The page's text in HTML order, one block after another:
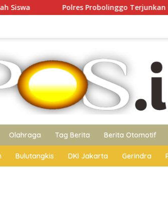
Terjunkan Personel Bantu
Olahraga Tag Berita Berita Otomotif
Bulutangkis DKI Jakarta Gerindra